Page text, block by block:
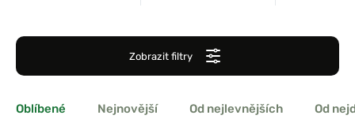
Zobrazit filtry
Oblíbené Nejnovější Od nejlevnějších Od